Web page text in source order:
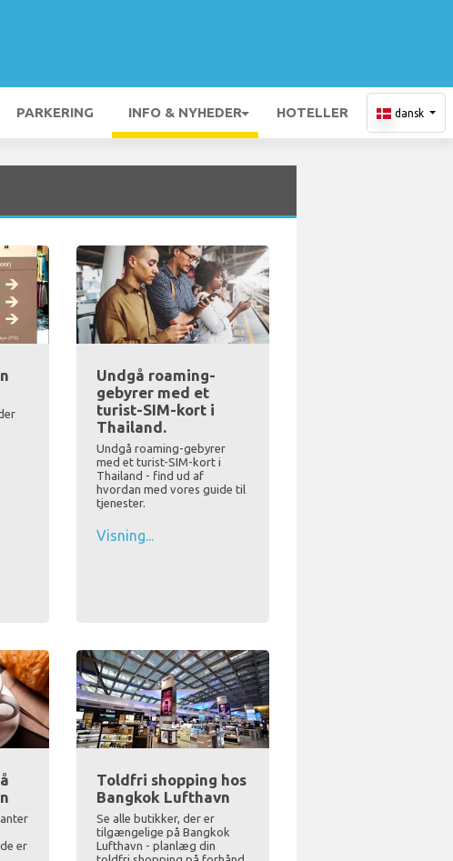
PARKERING INFO & NYHEDER HOTELLER dansk
Undgå roaming-
gebyrer med et
turist-SIM-kort i
Thailand.
Undgå roaming-gebyrer
med et turist-SIM-kort i
Thailand - find ud af
hvordan med vores guide til
tjenester.
Visning...
er
Toldfri shopping hos
Bangkok Lufthavn
Se alle butikker, der er
tilgængelige på Bangkok
Lufthavn - planlæg din